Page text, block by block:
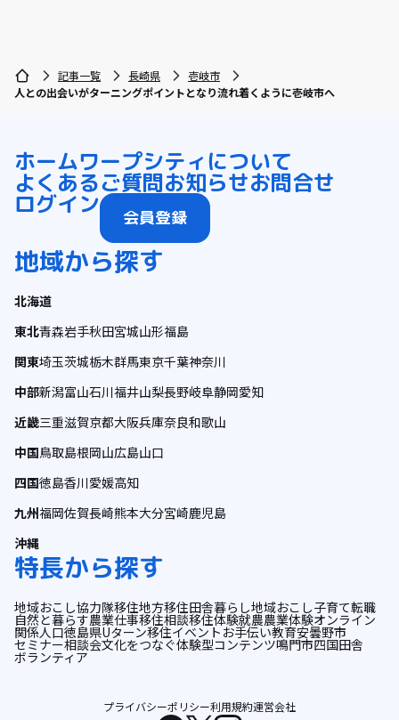
記事一覧 長崎県
壱岐市
人との出会いがターニングポイントとなり流れ着くように壱岐市へ
ホームワープシティについて
よくあるご質問お知らせお問合せ
ログイン 会員登録
地域から探す
北海道
東北青森岩手秋田宮城山形福島
関東埼玉茨城栃木群馬東京千葉神奈川
中部新潟富山石川福井山梨長野岐阜静岡愛知
近畿三重滋賀京都大阪兵庫奈良和歌山
中国鳥取島根岡山広島山口
四国徳島香川愛媛高知
九州福岡佐賀長崎熊本大分宮崎鹿児島
沖縄
特長から探す
地域おこし協力隊移住地方移住田舎暮らし地域おこし子育て転職
自然と暮らす農業仕事移住相談移住体験就農農業体験オンライン
関係人口徳島県Uターン移住イベント お手伝い教育安曇野市
セミナー相談会文化をつなぐ体験型コンテンツ鳴門市四国田舎
ボランティア
プライバシーポリシー利用規約運営会社